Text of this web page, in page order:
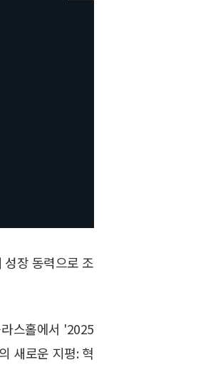
장 동력으로 조
스홀에서 '2025
새로운 지평: 혁